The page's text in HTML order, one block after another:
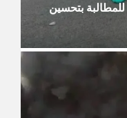
بتحسين